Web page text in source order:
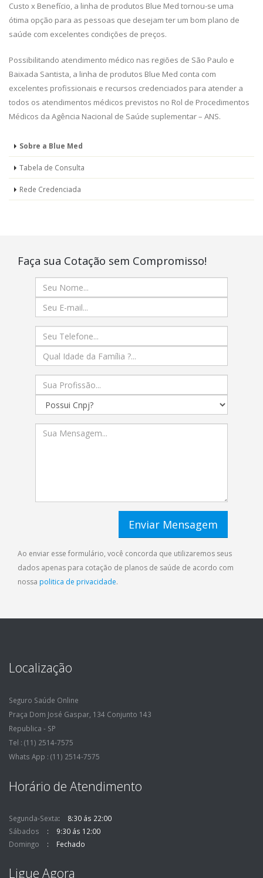
Custo x Benefício, a linha de produtos Blue Med tornou-se uma
ótima opção para as pessoas que desejam ter um bom plano de
saúde com excelentes condições de preços.
Possibilitando atendimento médico nas regiões de São Paulo e
Baixada Santista, a linha de produtos Blue Med conta com
excelentes profissionais e recursos credenciados para atender a
todos os atendimentos médicos previstos no Rol de Procedimentos
Médicos da Agência Nacional de Saúde suplementar – ANS.
Sobre a Blue Med
Tabela de Consulta
Rede Credenciada
Faça sua Cotação sem Compromisso!
Ao enviar esse formulário, você concorda que utilizaremos seus
dados apenas para cotação de planos de saúde de acordo com
nossa politica de privacidade.
Localização
Seguro Saúde Online
Praça Dom José Gaspar, 134 Conjunto 143
Republica - SP
Tel : (11) 2514-7575
Whats App : (11) 2514-7575
Horário de Atendimento
Segunda-Sexta
8:30 ás 22:00
Sábados
9:30 ás 12:00
Domingo
Fechado
Ligue Agora